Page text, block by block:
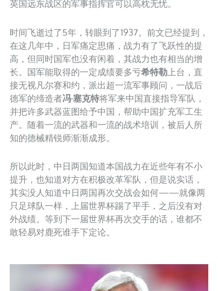
英国远东战区的军事指挥官可以高枕无忧。
时间飞逝过了5年，转眼到了1937。前文已经提到，
在这几年中，日军痛定思痛，战力有了飞跃性的提
高，但同时国军也没有闲着，其战力也有相当的增
长。国军能取得的一定成绩要多亏希特勒 上台，直
接无视凡尔赛和约，派出超一流军事顾问，一战后
德军的缔造者冯·塞克特将军来中国直接指导军队，
并把许多武器蓝图给予中国，帮助中国扩充军工生
产。随着一流的武器和一流的战术培训，被后人所
知的德械精锐师渐渐成形。
所以此时，中日两国知道本国战力在近些年有不小
提升，也知道对方在积极改革军队，但是说实话，
其实没人知道中日两国再次交战会如何——就像两
只足球队一样，上届世界杯踢了平手，之后没有对
外战绩。等到下一届世界杯再次交手的话，谁都不
敢轻易对鹿死谁手下定论。